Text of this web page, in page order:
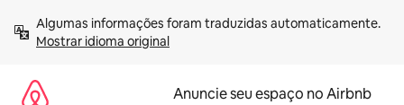
para
Mostrar idioma original
Anuncie seu espaço no Airbnb